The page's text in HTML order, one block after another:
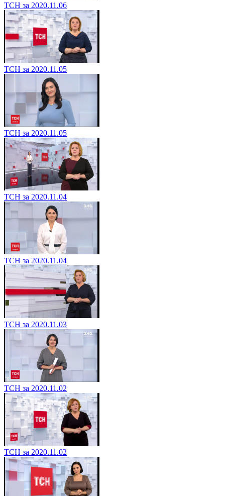
ТСН за 2020.11.06
ТСН за 2020.11.05
ТСН за 2020.11.05
ТСН за 2020.11.04
ТСН за 2020.11.04
ТСН за 2020.11.03
ТСН за 2020.11.02
ТСН за 2020.11.02